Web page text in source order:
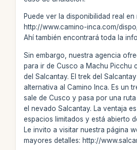
Puede ver la disponibilidad real en
http://www.camino-inca.com/
Ahí también encontrará toda la
Sin embargo, nuestra agencia
para ir de Cusco a Machu Picchu
del Salcantay. El trek del
alternativa al Camino Inca. Es un
sale de Cusco y pasa por una
el nevado Salcantay. La ventaja
espacios limitados y está abierto
Le invito a visitar nuestra página
mayores detalles: http://